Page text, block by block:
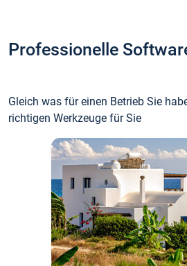
Professionelle
Gleich was für einen Betrieb Sie
richtigen Werkzeuge für Sie